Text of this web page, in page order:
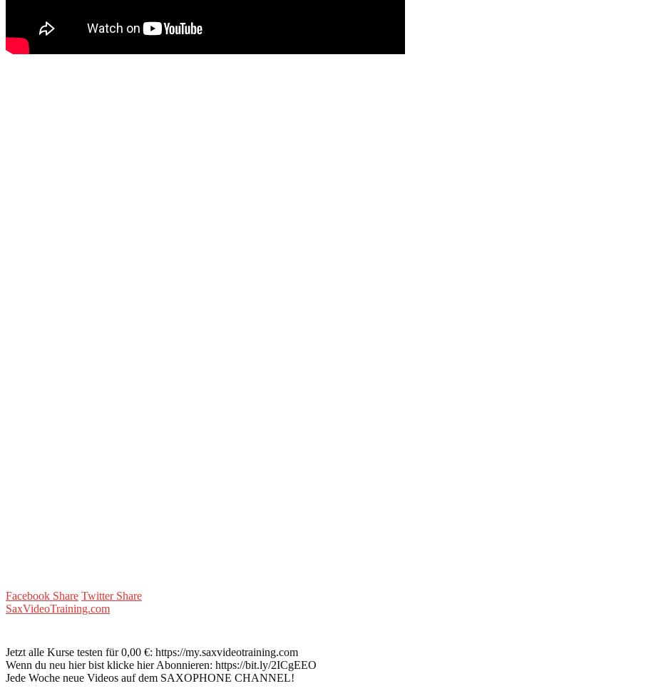
Facebook Share Twitter Share
SaxVideoTraining.com
Jetzt alle Kurse testen für 0,00 €: https://my.saxvideotraining.com
Wenn du neu hier bist klicke hier Abonnieren: https://bit.ly/2ICgEEO
Jede Woche neue Videos auf dem SAXOPHONE CHANNEL!